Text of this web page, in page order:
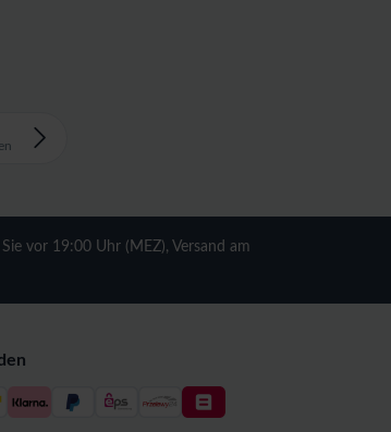
Sie vor 19:00 Uhr (MEZ), Versand am